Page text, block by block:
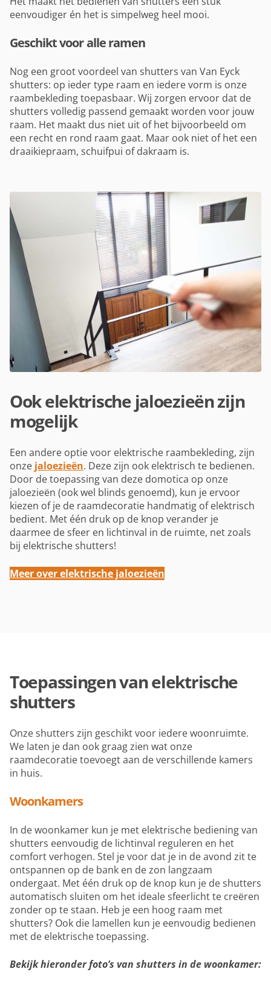
eenvoudiger én het is simpelweg heel mooi.
Geschikt voor alle ramen
Nog een groot voordeel van shutters van Van Eyck
shutters: op ieder type raam en iedere vorm is onze
raambekleding toepasbaar. Wij zorgen ervoor dat de
shutters volledig passend gemaakt worden voor jouw
raam. Het maakt dus niet uit of het bijvoorbeeld om
een recht en rond raam gaat. Maar ook niet of het een
draaikiepraam, schuifpui of dakraam is.
Ook elektrische jaloezieën zijn
mogelijk
Een andere optie voor elektrische raambekleding, zijn
onze jaloezieën. Deze zijn ook elektrisch te bedienen.
Door de toepassing van deze domotica op onze
jaloezieën (ook wel blinds genoemd), kun je ervoor
kiezen of je de raamdecoratie handmatig of elektrisch
bedient. Met één druk op de knop verander je
daarmee de sfeer en lichtinval in de ruimte, net zoals
bij elektrische shutters!
Meer over elektrische jaloezieën
Toepassingen van elektrische
shutters
Onze shutters zijn geschikt voor iedere woonruimte.
We laten je dan ook graag zien wat onze
raamdecoratie toevoegt aan de verschillende kamers
in huis.
Woonkamers
In de woonkamer kun je met elektrische bediening van
shutters eenvoudig de lichtinval reguleren en het
comfort verhogen. Stel je voor dat je in de avond zit te
ontspannen op de bank en de zon langzaam
ondergaat. Met één druk op de knop kun je de shutters
automatisch sluiten om het ideale sfeerlicht te creëren
zonder op te staan. Heb je een hoog raam met
shutters? Ook die lamellen kun je eenvoudig bedienen
met de elektrische toepassing.
Bekijk hieronder foto’s van shutters in de woonkamer: